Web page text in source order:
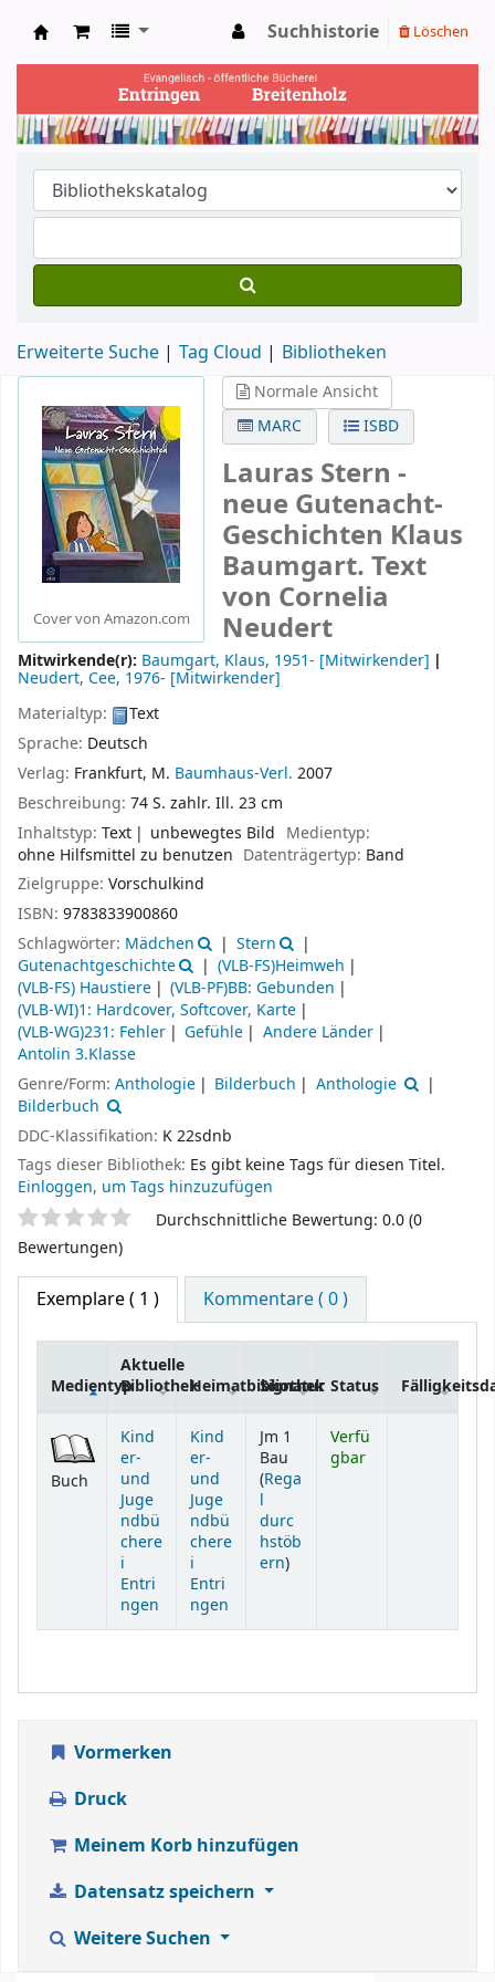
Ev. Bücherei Entringen
Suchhistorie Löschen
Erweiterte Suche Tag Cloud Bibliotheken
Cover von Amazon.com
Normale Ansicht
MARC
ISBD
Lauras Stern -
neue Gutenacht-
Geschichten Klaus
Baumgart. Text
von Cornelia
Neudert
Mitwirkende(r): Baumgart, Klaus, 1951- [Mitwirkender]
Neudert, Cee, 1976- [Mitwirkender]
Materialtyp:
Text
Sprache: Deutsch
Verlag: Frankfurt, M. Baumhaus-Verl. 2007
Beschreibung: 74 S. zahlr. Ill. 23 cm
Inhaltstyp: Text unbewegtes Bild Medientyp:
ohne Hilfsmittel zu benutzen Datenträgertyp: Band
Zielgruppe: Vorschulkind
ISBN: 9783833900860
Schlagwörter: Mädchen
Stern
Gutenachtgeschichte
(VLB-FS)Heimweh
(VLB-FS) Haustiere
(VLB-PF)BB: Gebunden
(VLB-WI)1: Hardcover, Softcover, Karte
(VLB-WG)231: Fehler
Gefühle
Andere Länder
Antolin 3.Klasse
Genre/Form: Anthologie Bilderbuch
Anthologie
Bilderbuch
DDC-Klassifikation: K 22sdnb
Tags dieser Bibliothek: Es gibt keine Tags für diesen Titel.
Einloggen, um Tags hinzuzufügen
SternchenbewertungDurchschnittliche Bewertung: 0.0 (0
Bewertungen)
Exemplare( 1 ) Kommentare ( 0 )
Medientyp
Aktuelle
BibliothekHeimatbibliothek
Signatur Status
Buch
Kind
er-
und
Juge
ndbü
chere
i
Entri
ngen
Kind
er-
und
Juge
ndbü
chere
i
Entri
ngen
Jm 1
Bau
(Rega
l
durc
hstöb
ern(Öffnet sich unterhalb)
)
Verfü
gbar
Vormerken
Druck
Meinem Korb hinzufügen
Datensatz speichern
Weitere Suchen